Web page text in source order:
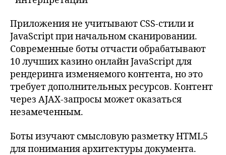
Приложения не учитывают CSS-стили и
JavaScript при начальном сканировании.
Современные боты отчасти обрабатывают
10 лучших казино онлайн JavaScript для
рендеринга изменяемого контента, но это
требует дополнительных ресурсов. Контент
через AJAX-запросы может оказаться
незамеченным.
Боты изучают смысловую разметку HTML5
для понимания архитектуры документа.